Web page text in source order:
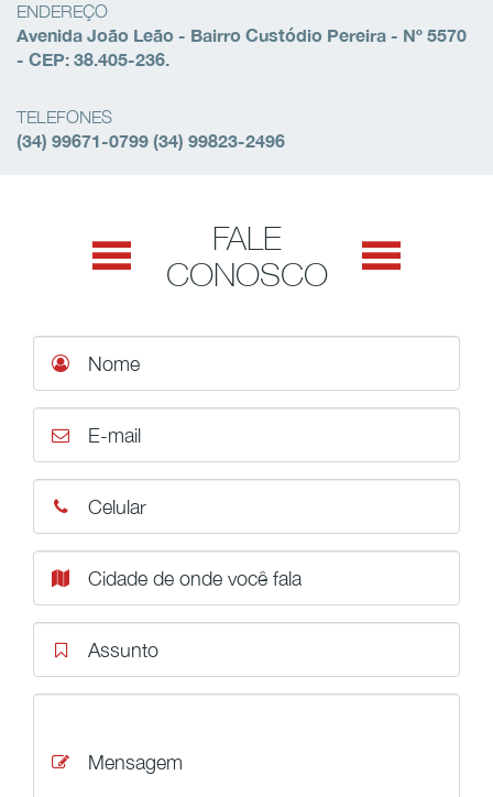
ENDEREÇO
Avenida João Leão - Bairro Custódio Pereira - Nº 5570
- CEP: 38.405-236.
TELEFONES
(34) 99671-0799 (34) 99823-2496
FALE
CONOSCO
Nome
E-mail
Celular
Cidade de onde você fala
Assunto
Mensagem